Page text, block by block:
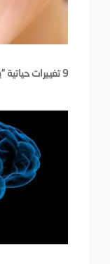
9 تغييرات حياتية "يمكنها الحد من الإصابة بالخرف"